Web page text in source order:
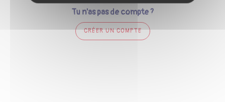
Tu n'as pas de compte ?
CRÉER UN COMPTE